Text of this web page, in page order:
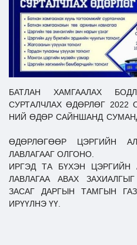
Ил тод байдал
Бодлого төлөвлөлт
БАТЛАН ХАМГААЛАХ
СУРТАЛЧЛАХ ӨДӨРЛӨГ 2022
НИЙ ӨДӨР САЙНШАНД
ӨДӨРЛӨГӨӨР ЦЭРГИЙН
ЛАВЛАГААГ ОЛГОНО.
ИРГЭД ТА БҮХЭН ЦЭРГИЙН
ЛАВЛАГАА АВАХ
ЗАСАГ ДАРГЫН ТАМГЫН
ИРҮҮЛНЭ ҮҮ.